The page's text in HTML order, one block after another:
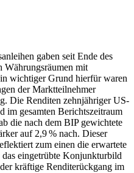
gaben seit Ende des
Währungsräumen mit
wichtiger Grund hierfür waren
der Marktteilnehmer
Die Renditen zehnjährigerUS-
im gesamten Berichtszeitraum
die nach dem BIPgewichtete
auf 2,9 % nach. Dieser
zum einen die erwartete
eingetrübte Konjunkturbild
kräftige Renditerückgang im